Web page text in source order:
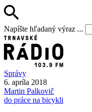
Napíšte hľadaný výraz ...
Správy
6. apríla 2018
Martin Palkovič
do práce na bicykli